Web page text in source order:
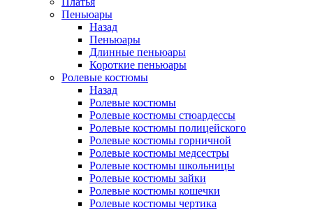
Пеньюары
Назад
Пеньюары
Длинные пеньюары
Короткие пеньюары
Ролевые костюмы
Назад
Ролевые костюмы
Ролевые костюмы стюардессы
Ролевые костюмы полицейского
Ролевые костюмы горничной
Ролевые костюмы медсестры
Ролевые костюмы школьницы
Ролевые костюмы зайки
Ролевые костюмы кошечки
Ролевые костюмы чертика